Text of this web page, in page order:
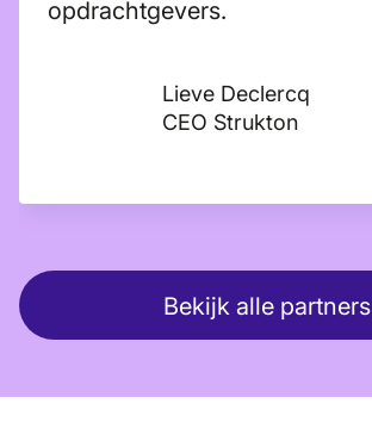
opdrachtgevers.
Lieve Declercq
CEO Strukton
Bekijk alle partners